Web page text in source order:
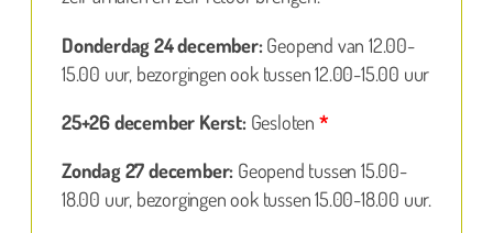
Donderdag 24 december:Geopend van 12.00-
15.00 uur, bezorgingen ook tussen 12.00-15.00 uur
25+26 december Kerst:Gesloten *
Zondag 27 december: Geopend tussen 15.00-
18.00 uur, bezorgingen ook tussen 15.00-18.00 uur.